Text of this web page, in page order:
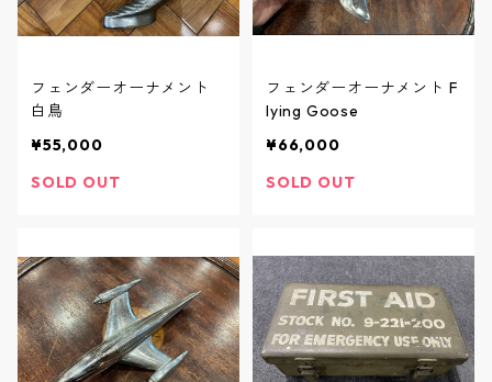
フェンダーオーナメント
白鳥
¥55,000
SOLD OUT
フェンダーオーナメント F
lying Goose
¥66,000
SOLD OUT